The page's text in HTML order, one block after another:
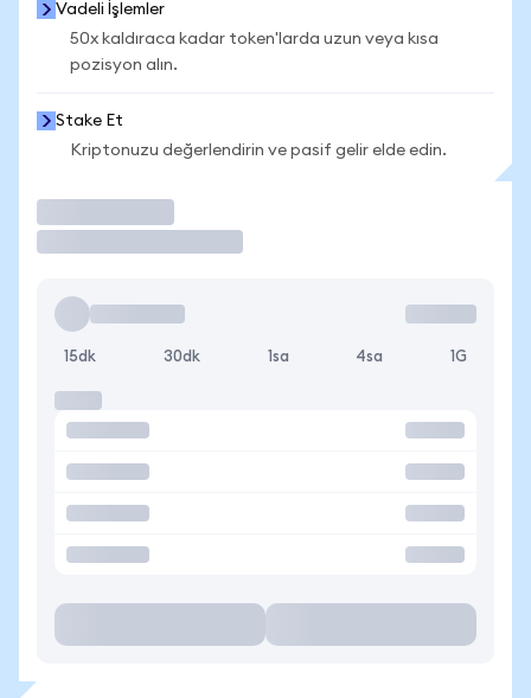
Vadeli İşlemler
50x kaldıraca kadar token'larda uzun veya kısa
pozisyon alın.
Stake Et
Kriptonuzu değerlendirin ve pasif gelir elde edin.
15dk 30dk 1sa 4sa 1G